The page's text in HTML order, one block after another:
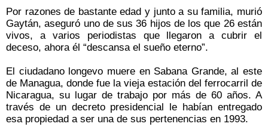
Por razones de bastante edad y junto a su familia, murió
Gaytán, aseguró uno de sus 36 hijos de los que 26 están
vivos, a varios periodistas que llegaron a cubrir el
deceso, ahora él “descansa el sueño eterno”.
El ciudadano longevo muere en Sabana Grande, al este
de Managua, donde fue la vieja estación del ferrocarril de
Nicaragua, su lugar de trabajo por más de 60 años. A
través de un decreto presidencial le habían entregado
esa propiedad a ser una de sus pertenencias en 1993.